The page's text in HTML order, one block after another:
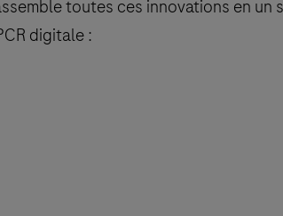
toutes ces innovations en un
digitale :